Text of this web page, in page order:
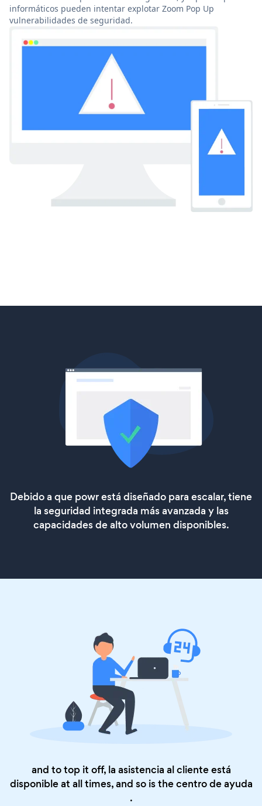
informáticos pueden intentar explotar Zoom Pop Up
vulnerabilidades de seguridad.
Debido a que powr está diseñado para escalar, tiene
la seguridad integrada más avanzada y las
capacidades de alto volumen disponibles.
and to top it off, la asistencia al cliente está
disponible at all times, and so is thecentro de ayuda
.